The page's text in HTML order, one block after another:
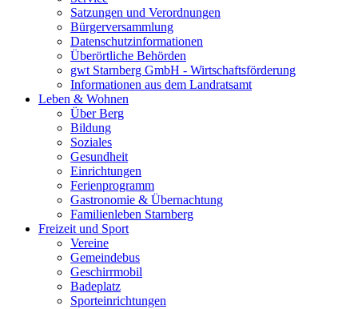
Satzungen und Verordnungen
Bürgerversammlung
Datenschutzinformationen
Überörtliche Behörden
gwt Starnberg GmbH - Wirtschaftsförderung
Informationen aus dem Landratsamt
Leben & Wohnen
Über Berg
Bildung
Soziales
Gesundheit
Einrichtungen
Ferienprogramm
Gastronomie & Übernachtung
Familienleben Starnberg
Freizeit und Sport
Vereine
Gemeindebus
Geschirrmobil
Badeplatz
Sporteinrichtungen